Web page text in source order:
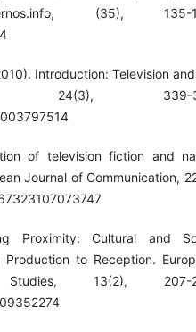
(35), 135-
Introduction: Television
24(3), 339-
of television fiction and
Journal of Communication,
Proximity: Cultural and
to Reception.
13(2), 207-